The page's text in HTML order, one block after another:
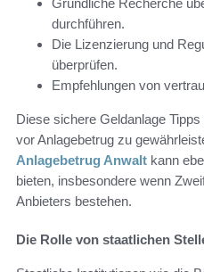
Gründliche Recherche
durchführen.
Die Lizenzierung und
überprüfen.
Empfehlungen von
Diese sichere Geldanlage
vor Anlagebetrug zu
Anlagebetrug Anwalt kann
bieten, insbesondere wenn
Anbieters bestehen.
Die Rolle von staatlichen